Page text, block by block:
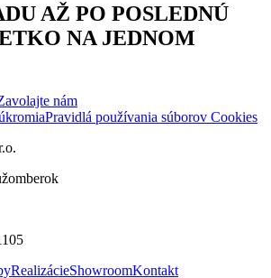
AŽ PO POSLEDNÚ
NA JEDNOM
nám
Pravidlá používania súborov Cookies
RealizácieShowroomKontakt